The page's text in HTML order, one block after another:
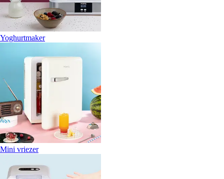
Yoghurtmaker
Mini vriezer